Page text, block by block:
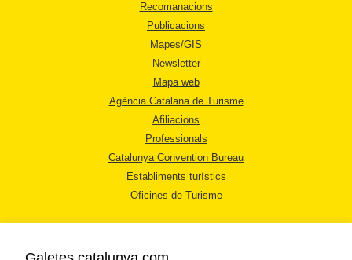
Recomanacions
Publicacions
Mapes/GIS
Newsletter
Mapa web
Agència Catalana de Turisme
Afiliacions
Professionals
Catalunya Convention Bureau
Establiments turístics
Oficines de Turisme